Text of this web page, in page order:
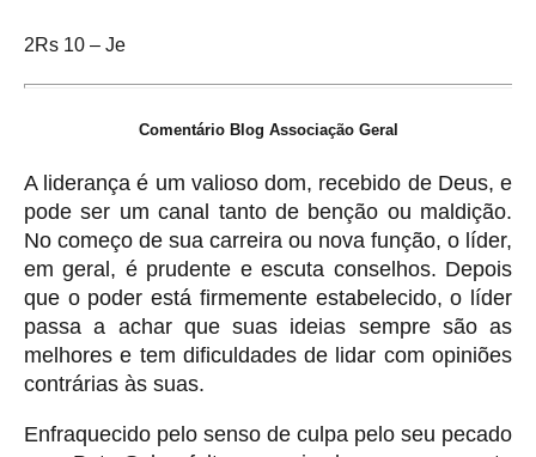
2Rs 10 – Je
Comentário Blog Associação Geral
A liderança é um valioso dom, recebido de Deus, e
pode ser um canal tanto de benção ou maldição.
No começo de sua carreira ou nova função, o líder,
em geral, é prudente e escuta conselhos. Depois
que o poder está firmemente estabelecido, o líder
passa a achar que suas ideias sempre são as
melhores e tem dificuldades de lidar com opiniões
contrárias às suas.
Enfraquecido pelo senso de culpa pelo seu pecado